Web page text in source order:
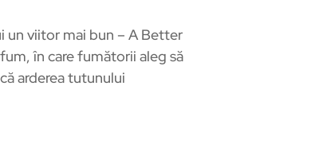
un viitor mai bun – A Better
în care fumătorii aleg să
arderea tutunului